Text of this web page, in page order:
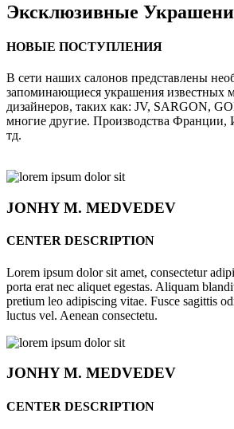
Эксклюзивные
НОВЫЕ ПОСТУПЛЕНИЯ
В сети наших салонов представлены
запоминающиеся украшения известных
дизайнеров, таких как: JV, SARGON,
многие другие. Производства Франции,
тд.
JONHYM. MEDVEDEV
CENTER DESCRIPTION
Lorem ipsum dolor sit amet, consectetur
porta erat nec aliquet egestas. Aliquam
pretium leo adipiscing vitae. Fusce sagittis
luctus vel. Aenean consectetu.
JONHYM. MEDVEDEV
CENTER DESCRIPTION